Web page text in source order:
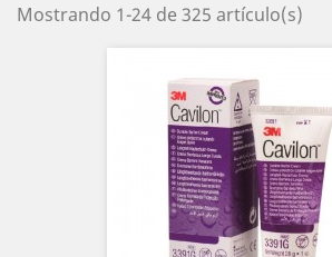
Mostrando 1-24 de 325 artículo(s)